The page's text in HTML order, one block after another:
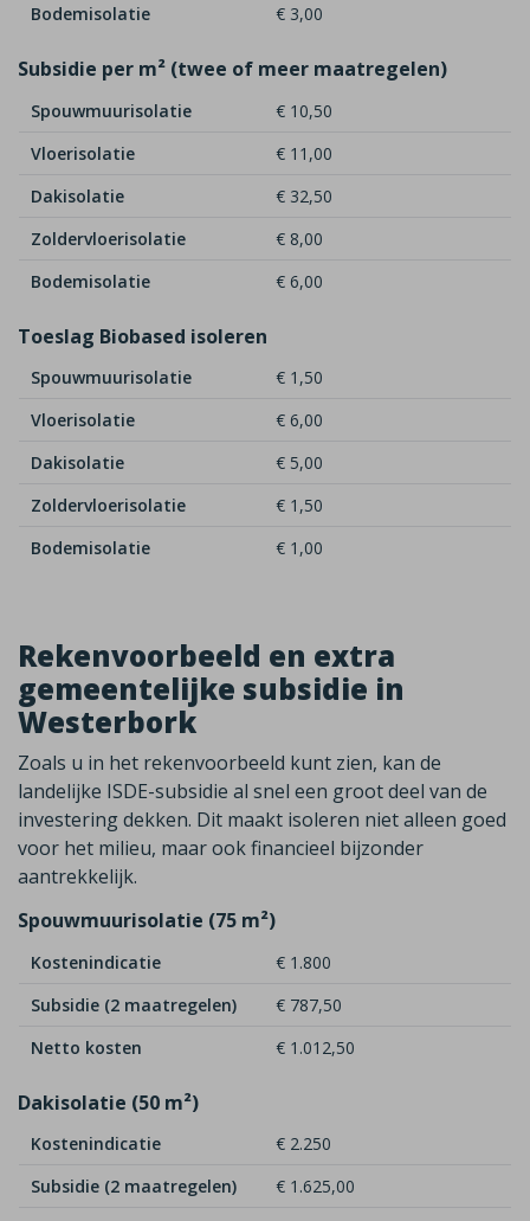
Bodemisolatie
€ 3,00
Subsidie per m² (twee of meer maatregelen)
Spouwmuurisolatie
€ 10,50
Vloerisolatie
€ 11,00
Dakisolatie
€ 32,50
Zoldervloerisolatie
€ 8,00
Bodemisolatie
€ 6,00
Toeslag Biobased isoleren
Spouwmuurisolatie
€ 1,50
Vloerisolatie
€ 6,00
Dakisolatie
€ 5,00
Zoldervloerisolatie
€ 1,50
Bodemisolatie
€ 1,00
Rekenvoorbeeld en extra
gemeentelijke subsidie in
Westerbork
Zoals u in het rekenvoorbeeld kunt zien, kan de
landelijke ISDE-subsidie al snel een groot deel van de
investering dekken. Dit maakt isoleren niet alleen goed
voor het milieu, maar ook financieel bijzonder
aantrekkelijk.
Spouwmuurisolatie (75 m²)
Kostenindicatie
€ 1.800
Subsidie (2 maatregelen)
€ 787,50
Netto kosten
€ 1.012,50
Dakisolatie (50 m²)
Kostenindicatie
€ 2.250
Subsidie (2 maatregelen)
€ 1.625,00